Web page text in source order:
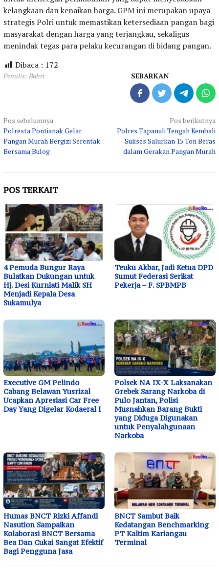
kelangkaan dan kenaikan harga. GPM ini merupakan upaya
strategis Polri untuk memastikan ketersediaan pangan bagi
masyarakat dengan harga yang terjangkau, sekaligus
menindak tegas para pelaku kecurangan di bidang pangan.
Dibaca : 172
Penulis: Bahri SEBARKAN
Navigasi
pos
Pos sebelumnya
Polresta Pontianak Gelar
Pangan Murah Bergizi Serentak
Bersama Bulog
Pos berikutnya
Polres Tapanuli Tengah Kembali
Sukses Salurkan 15 Ton Beras
dalam Gerakan Pangan Murah
POS TERKAIT
4 Pemuda Bungur Raya
Bulatkan Dukungan untuk
Hj. Desi Kurniati Malik SH
Menjadi Kepala Desa
Sukamulya
Teuku Akbar, Jadi Ketua DPD
Sumut Federasi Serikat
Pekerja – F. SPBMPB
Executive GM Pelindo
Cabang Belawan Yusrizal
Ucapkan Apresiasi Car Free
Day Yang Digelar Kodaeral I
Polsek NA IX-X Laksanakan
Grebek Sarang Narkoba di
Pulo Jantan, Polisi
Musnahkan Barang Bukti
yang Diduga Digunakan
untuk Penyalahgunaan
Narkoba
Humas BNCT Rizki Affandi
Nasution Sampaikan
Kolaborasi BNCT Bersama
Bea Dan Cukai Sangat Efektif
Bagi Pengguna Jasa
BNCT Sambut Baik
Kedatangan Benchmarking
PT Kaltim Kariangau
Terminal